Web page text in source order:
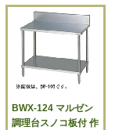
BWX-124 マルゼン
調理台スノコ板付 作